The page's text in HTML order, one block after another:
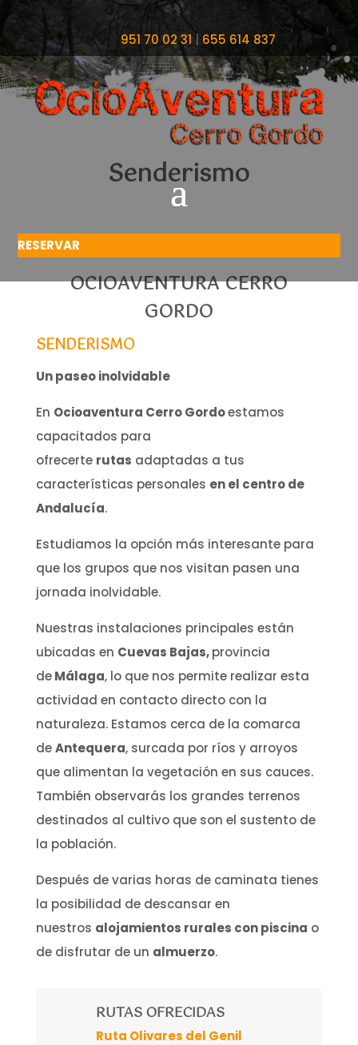
951 70 02 31 |655 614 837
RESERVAR
Senderismo
OCIOAVENTURA CERRO
GORDO
SENDERISMO
Un paseo inolvidable
En Ocioaventura Cerro Gordoestamos
capacitados para
ofrecerte rutas adaptadas a tus
características personales en el centro de
Andalucía.
Estudiamos la opción más interesante para
que los grupos que nos visitan pasen una
jornada inolvidable.
Nuestras instalaciones principales están
ubicadas en Cuevas Bajas, provincia
de Málaga, lo que nos permite realizar esta
actividad en contacto directo con la
naturaleza. Estamos cerca de la comarca
de Antequera, surcada por ríos y arroyos
que alimentan la vegetación en sus cauces.
También observarás los grandes terrenos
destinados al cultivo que son el sustento de
la población.
Después de varias horas de caminata tienes
la posibilidad de descansar en
nuestros alojamientos rurales con piscina o
de disfrutar de un almuerzo.
RUTAS OFRECIDAS
Ruta Olivares del Genil